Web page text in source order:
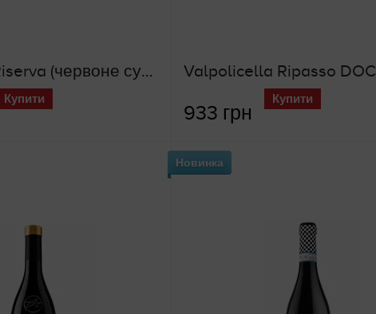
Pinot Nero Riserva (червоне сухе вино)
Купити
933 грн
Купити
Новинка